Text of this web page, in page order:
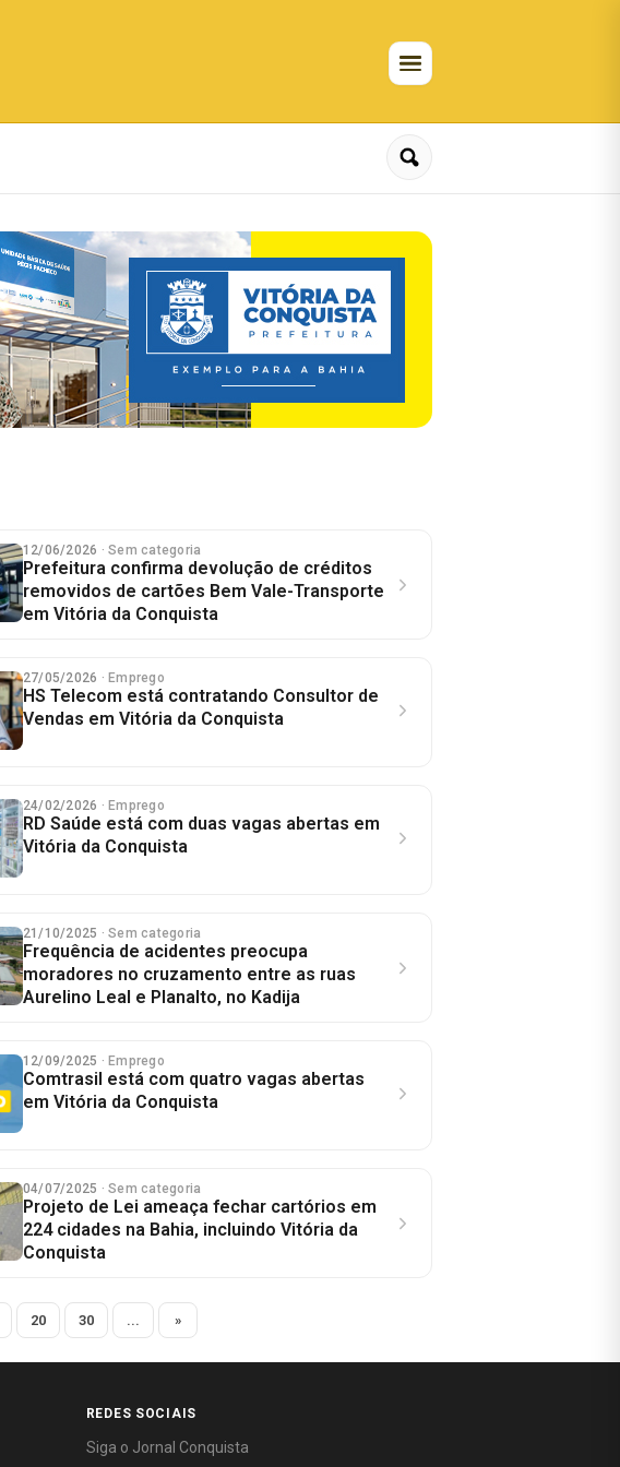
12/06/2026 · Sem categoria
Prefeitura confirma devolução de créditos
removidos de cartões Bem Vale-Transporte
em Vitória da Conquista
27/05/2026 · Emprego
HS Telecom está contratando Consultor de
Vendas em Vitória da Conquista
24/02/2026 · Emprego
RD Saúde está com duas vagas abertas em
Vitória da Conquista
21/10/2025 · Sem categoria
Frequência de acidentes preocupa
moradores no cruzamento entre as ruas
Aurelino Leal e Planalto, no Kadija
12/09/2025 · Emprego
Comtrasil está com quatro vagas abertas
em Vitória da Conquista
04/07/2025 · Sem categoria
Projeto de Lei ameaça fechar cartórios em
224 cidades na Bahia, incluindo Vitória da
Conquista
20 30 ... »
REDES SOCIAIS
Siga o Jornal Conquista